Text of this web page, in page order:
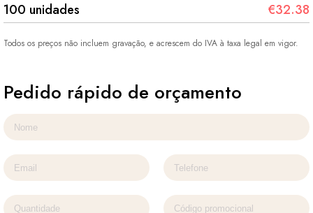
100 unidades €32.38
Todos os preços não incluem gravação, e acrescem do IVA à taxa legal em vigor.
Pedido rápido de orçamento